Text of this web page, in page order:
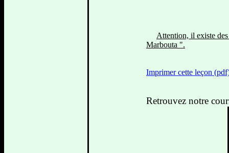
Attention, il existe
Marbouta ".
Imprimer cette leçon
Retrouvez notre